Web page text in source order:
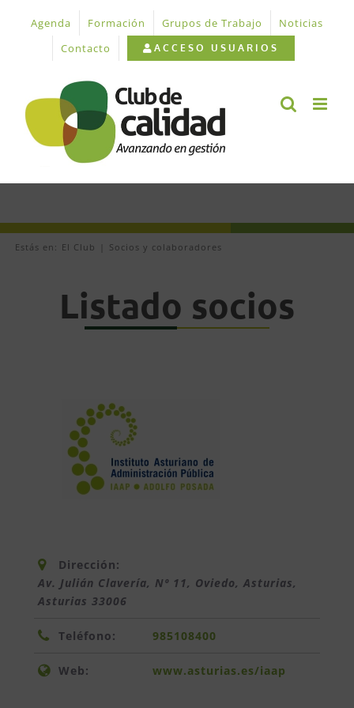
contenido
Agenda Formación Grupos de Trabajo
Noticias
Contacto
ACCESO USUARIOS
Estás en: El Club Socios y colaboradores
Listado socios
Dirección:
Av. Julián Clavería, Nº 11, Oviedo, Asturias,
Asturias 33006
Teléfono: 985108400
Web: www.asturias.es/iaap